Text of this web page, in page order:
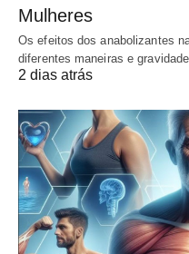
Mulheres
Os efeitos dos anabolizantes
diferentes maneiras e
2 dias atrás